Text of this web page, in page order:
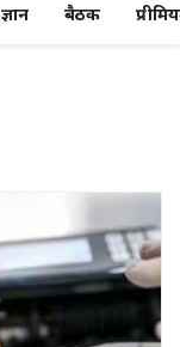
ज्ञान बैठक